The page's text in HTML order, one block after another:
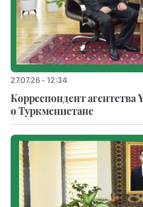
27.07.26 - 12:34
Корреспондент агентства
о Туркменистане